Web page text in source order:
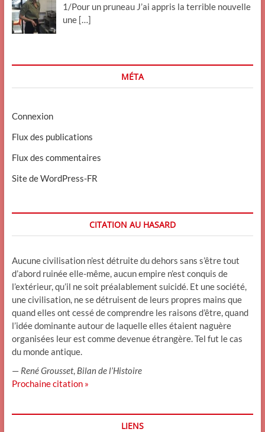
1/Pour un pruneau J’ai appris la terrible nouvelle
une […]
MÉTA
Connexion
Flux des publications
Flux des commentaires
Site de WordPress-FR
CITATION AU HASARD
Aucune civilisation n’est détruite du dehors sans s’être tout
d’abord ruinée elle-même, aucun empire n’est conquis de
l’extérieur, qu’il ne soit préalablement suicidé. Et une société,
une civilisation, ne se détruisent de leurs propres mains que
quand elles ont cessé de comprendre les raisons d’être, quand
l’idée dominante autour de laquelle elles étaient naguère
organisées leur est comme devenue étrangère. Tel fut le cas
du monde antique.
— René Grousset, Bilan de l’Histoire
Prochaine citation »
LIENS